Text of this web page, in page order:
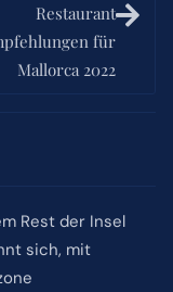
Restaurant
für
Mallorca 2022
Rest der Insel
sich, mit